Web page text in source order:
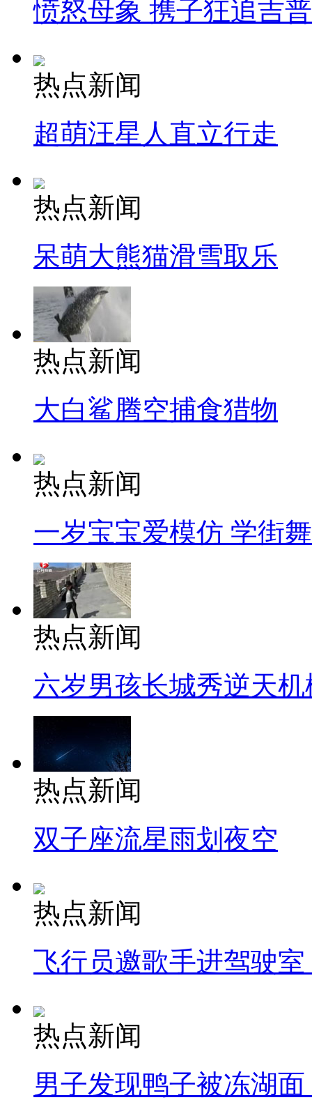
愤怒母象 携子狂追吉
热点新闻
超萌汪星人直立行走
热点新闻
呆萌大熊猫滑雪取乐
热点新闻
大白鲨腾空捕食猎物
热点新闻
一岁宝宝爱模仿 学街
热点新闻
六岁男孩长城秀逆天机
热点新闻
双子座流星雨划夜空
热点新闻
飞行员邀歌手进驾驶
热点新闻
男子发现鸭子被冻湖